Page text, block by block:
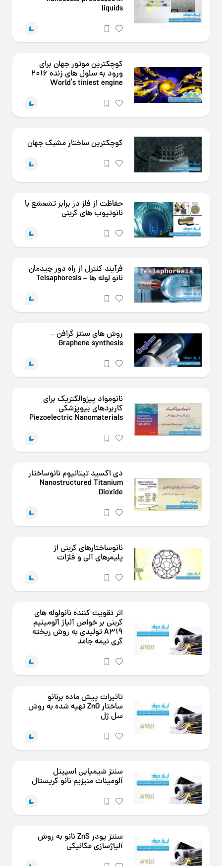
liquids
کوچکترین موتور جهان برای
ورود به سلول های زنده 2016
World’s tiniest engine
کوچکترین ساختار مشبک جهان
حفاظت از فلز در برابر تشعشع با
نانوتیوب های کربنی
فرآیند کنترل از راه دور چیدمان
نانو لوله ها – Telsaphoresis
روش های سنتز گرافن –
Graphene synthesis
نانومواد پیزوالکتریک برای
کاربردهای بیوپزشکی
Piezoelectric Nanomaterials
دی اکسید تیتانیوم نانوساختار
Nanostructured Titanium
Dioxide
نانوساختارهای کربنی از
پلیمرهای آلی و فلزات
اثر تقویت کننده نانولوله های
کربنی بر خواص آلیاژ آلومینیم
A319 تولیدی به روش ریخته
گری نیمه جامد
تاثیرات پیش ماده برنانو
ساختار ZnO تهیه شده به روش
سل ژل
سنتز شیمیایی اسپینل
آلومینات منیزیم نانو کریستال
سنتز پودر ZnS نانو به روش
آلیاژسازی مکانیکی